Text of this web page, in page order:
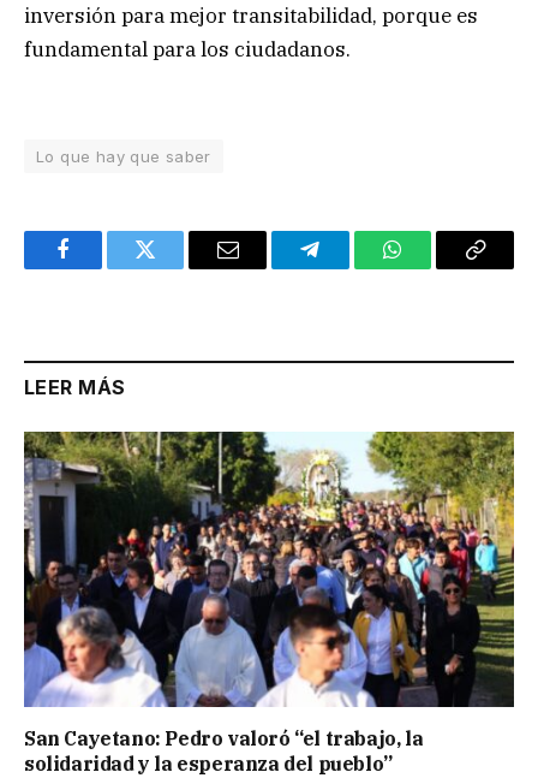
inversión para mejor transitabilidad, porque es
fundamental para los ciudadanos.
Lo que hay que saber
FacebookTwitter Email TelegramWhatsAppCopy
LEER MÁS
San Cayetano: Pedro valoró “el trabajo, la
solidaridad y la esperanza del pueblo”